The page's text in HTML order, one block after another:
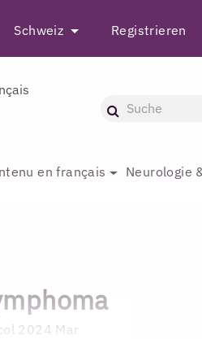
Schweiz Registrieren
en français Neurologie
2024 Mar